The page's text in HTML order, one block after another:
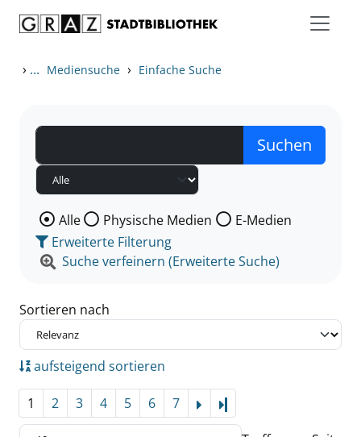
› ... Mediensuche › Einfache Suche
Wählen Sie die Medienart nach der Sie suchen wollen.
Alle Physische Medien
E-Medien
Erweiterte Filterung
Suche verfeinern (Erweiterte Suche)
Sortieren nach
aufsteigend sortieren
1 2 3 4 5 6 7